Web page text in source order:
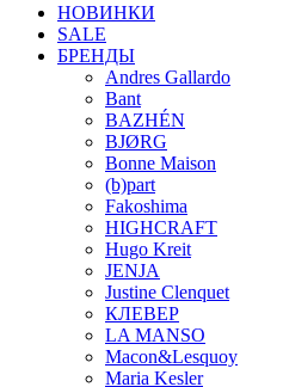
НОВИНКИ
SALE
БРЕНДЫ
Andres Gallardo
Bant
BAZHÉN
BJØRG
Bonne Maison
(b)part
Fakoshima
HIGHCRAFT
Hugo Kreit
JENJA
Justine Clenquet
КЛЕВЕР
LA MANSO
Macon&Lesquoy
Maria Kesler